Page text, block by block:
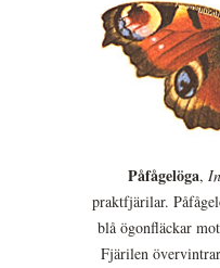
Påfågelöga,
praktfjärilar.
blå ögonfläckar
Fjärilen